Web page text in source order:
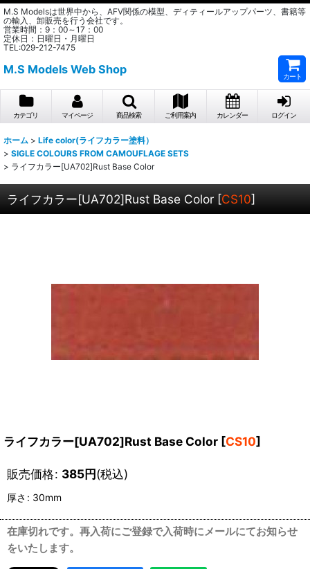
M.S Modelsは世界中から、AFV関係の模型、ディティールアップパーツ、書籍等
の輸入、卸販売を行う会社です。
営業時間：9：00～17：00
定休日：日曜日・月曜日
TEL:029-212-7475
M.S Models Web Shop
カート
カテゴリ マイページ 商品検索 ご利用案内 カレンダー ログイン
ホーム > Life color(ライフカラー塗料）
> SIGLE COLOURS FROM CAMOUFLAGE SETS
> ライフカラー[UA702]Rust Base Color
ライフカラー[UA702]Rust Base Color [CS10]
ライフカラー[UA702]Rust Base Color [CS10]
販売価格: 385円(税込)
厚さ : 30mm
在庫切れです。再入荷にご登録で入荷時にメールにてお知らせ
をいたします。